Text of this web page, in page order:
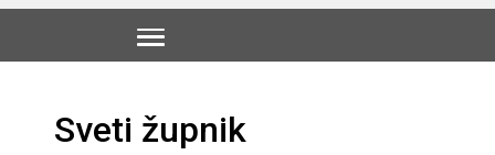
Sveti župnik